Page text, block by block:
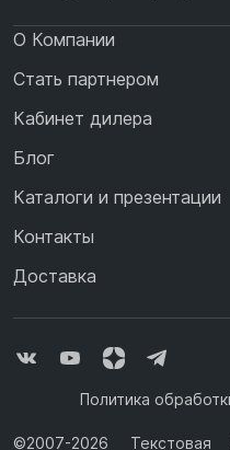
О Компании
Стать партнером
Кабинет дилера
Блог
Каталоги и презентации
Контакты
Доставка
Политика
©2007-2026 Текстовая